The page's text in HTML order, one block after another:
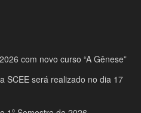
com novo curso “A Gênese”
SCEE será realizado no dia 17